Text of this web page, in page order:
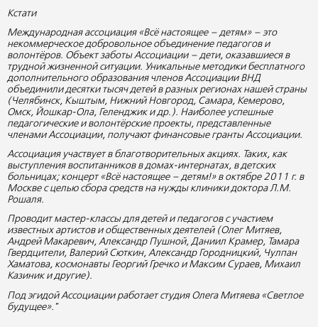
Кстати
Международная ассоциация «Всё настоящее – детям» – это
некоммерческое добровольное объединение педагогов и
волонтёров. Объект заботы Ассоциации – дети, оказавшиеся в
трудной жизненной ситуации. Уникальные методики бесплатного
дополнительного образования членов Ассоциации ВНД
объединили десятки тысяч детей в разных регионах нашей страны
(Челябинск, Кыштым, Нижний Новгород, Самара, Кемерово,
Омск, Йошкар-Ола, Геленджик и др.). Наиболее успешные
педагогические и волонтёрские проекты, представленные
членами Ассоциации, получают финансовые гранты Ассоциации.
Ассоциация участвует в благотворительных акциях. Таких, как
выступления воспитанников в домах-интернатах, в детских
больницах; концерт «Всё настоящее – детям!» в октябре 2011 г. в
Москве с целью сбора средств на нужды клиники доктора Л.М.
Рошаля.
Проводит мастер-классы для детей и педагогов с участием
известных артистов и общественных деятелей (Олег Митяев,
Андрей Макаревич, Александр Пушной, Даниил Крамер, Тамара
Гвердцители, Валерий Сюткин, Александр Городницкий, Чулпан
Хаматова, космонавты Георгий Гречко и Максим Сураев, Михаил
Казиник и другие).
Под эгидой Ассоциации работает студия Олега Митяева «Светлое
будущее»."